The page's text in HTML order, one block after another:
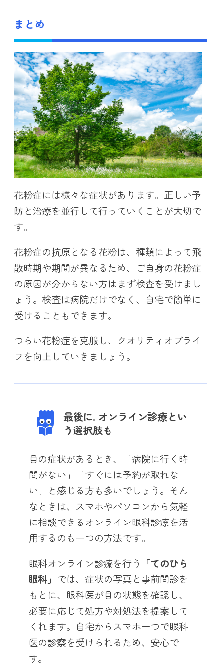
まとめ
花粉症には様々な症状があります。正しい予
防と治療を並行して行っていくことが大切で
す。
花粉症の抗原となる花粉は、種類によって飛
散時期や期間が異なるため、ご自身の花粉症
の原因が分からない方はまず検査を受けまし
ょう。検査は病院だけでなく、自宅で簡単に
受けることもできます。
つらい花粉症を克服し、クオリティオブライ
フを向上していきましょう。
最後に. オンライン診療とい
う選択肢も
目の症状があるとき、「病院に行く時
間がない」「すぐには予約が取れな
い」と感じる方も多いでしょう。そん
なときは、スマホやパソコンから気軽
に相談できるオンライン眼科診療を活
用するのも一つの方法です。
眼科オンライン診療を行う
「てのひら
眼科」 では、症状の写真と事前問診を
もとに、眼科医が目の状態を確認し、
必要に応じて処方や対処法を提案して
くれます。自宅からスマホ一つで眼科
医の診察を受けられるため、安心で
す。